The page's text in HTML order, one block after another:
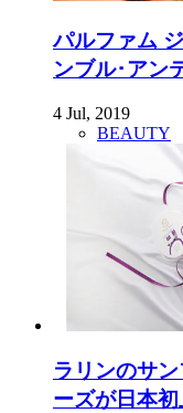
パルファム
ンブル･アン
4 Jul, 2019
BEAUTY
ラリンのサ
ーズが日本